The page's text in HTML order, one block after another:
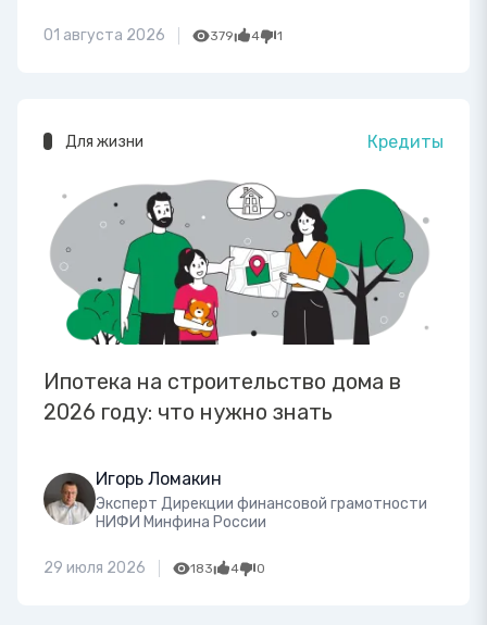
01 августа 2026 379 4 1
Для жизни Кредиты
Ипотека на строительство дома в
2026 году: что нужно знать
Игорь Ломакин
Эксперт Дирекции финансовой грамотности
НИФИ Минфина России
29 июля 2026 183 4 0